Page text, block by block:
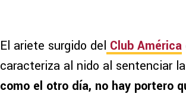
El ariete surgido del Club América
caracteriza al nido al sentenciar
como el otro día, no hay portero